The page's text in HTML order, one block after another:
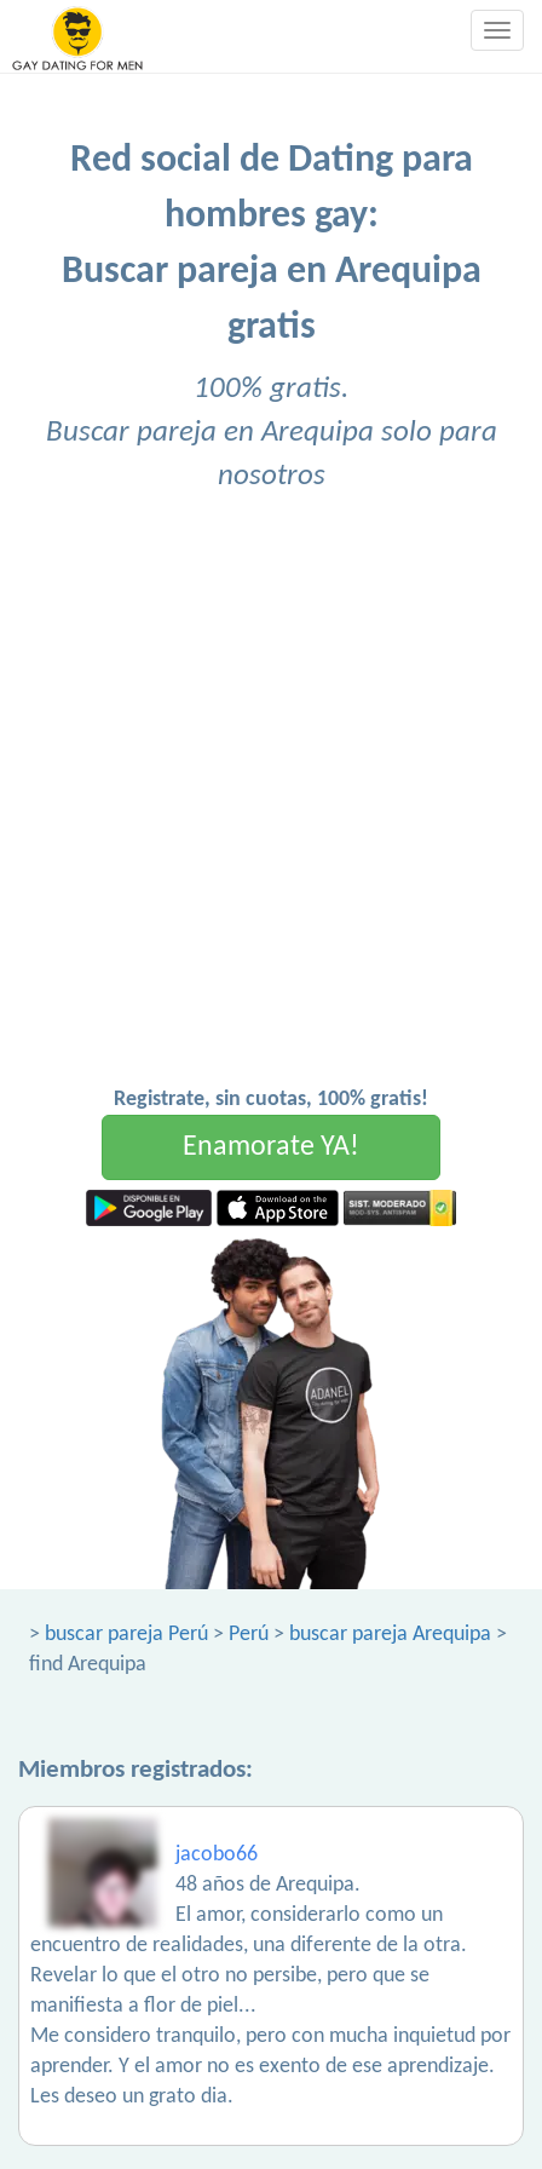
Red social de Dating para
hombres gay:
Buscar pareja en Arequipa
gratis
100% gratis.
Buscar pareja en Arequipa solo para
nosotros
Registrate, sin cuotas, 100% gratis!
Enamorate YA!
> buscar pareja Perú > Perú > buscar pareja Arequipa >
find Arequipa
Miembros registrados:
jacobo66
48 años de Arequipa.
El amor, considerarlo como un
encuentro de realidades, una diferente de la otra.
Revelar lo que el otro no persibe, pero que se
manifiesta a flor de piel...
Me considero tranquilo, pero con mucha inquietud por
aprender. Y el amor no es exento de ese aprendizaje.
Les deseo un grato dia.